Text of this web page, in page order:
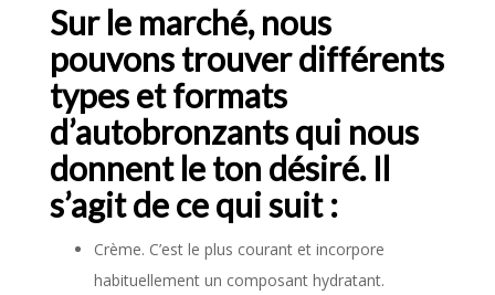
Sur le marché, nous
pouvons trouver différents
types et formats
d’autobronzants qui nous
donnent le ton désiré. Il
s’agit de ce qui suit :
Crème. C’est le plus courant et incorpore
habituellement un composant hydratant.